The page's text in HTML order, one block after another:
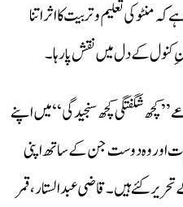
منٹو کی تعلیم و تربیت کا اثر اتنا
کے دل میں نقش پا رہا۔
شگفتگی کچھ سنجیدگی‘‘ میں اپنے
اور وہ دوست جن کے ساتھ اپنی
کئے ہیں۔ قاضی عبدالستار، قمر